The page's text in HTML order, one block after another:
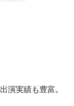
演実績も豊富。